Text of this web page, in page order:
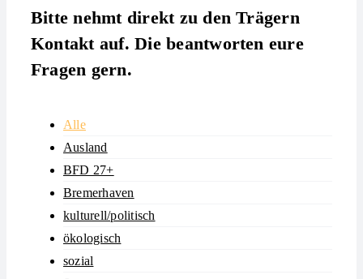
Bitte nehmt direkt zu den Trägern
Kontakt auf. Die beantworten eure
Fragen gern.
Alle
Ausland
BFD 27+
Bremerhaven
kulturell/politisch
ökologisch
sozial